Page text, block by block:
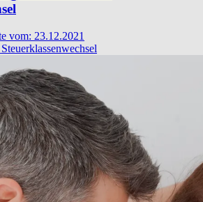
vom: 23.12.2021
Steuerklassenwechsel